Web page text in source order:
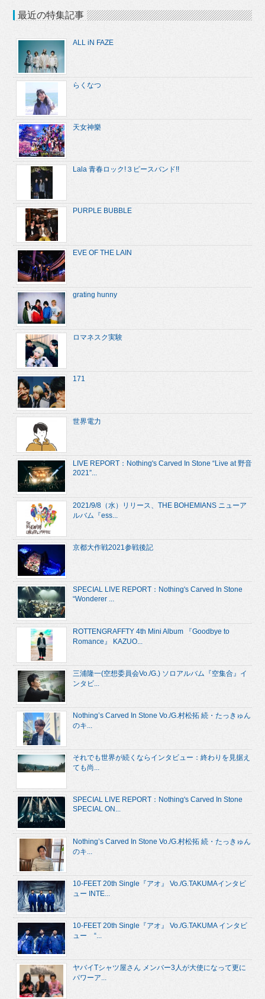
最近の特集記事
ALL iN FAZE
らくなつ
天女神樂
Lala 青春ロック!３ピースバンド!!
PURPLE BUBBLE
EVE OF THE LAIN
grating hunny
ロマネスク実験
171
世界電力
LIVE REPORT：Nothing's Carved In Stone “Live at 野音
2021”...
2021/9/8（水）リリース、THE BOHEMIANS ニューア
ルバム『ess...
京都大作戦2021参戦後記
SPECIAL LIVE REPORT：Nothing's Carved In Stone
“Wonderer ...
ROTTENGRAFFTY 4th Mini Album 『Goodbye to
Romance』 KAZUO...
三浦隆一(空想委員会Vo./G.) ソロアルバム『空集合』イ
ンタビ...
Nothing’s Carved In Stone Vo./G.村松拓 続・たっきゅん
のキ...
それでも世界が続くならインタビュー：終わりを見据え
ても尚...
SPECIAL LIVE REPORT：Nothing's Carved In Stone
SPECIAL ON...
Nothing’s Carved In Stone Vo./G.村松拓 続・たっきゅん
のキ...
10-FEET 20th Single『アオ』 Vo./G.TAKUMAインタビ
ュー INTE...
10-FEET 20th Single『アオ』 Vo./G.TAKUMA インタビ
ュー “...
ヤバイTシャツ屋さん メンバー3人が大使になって更に
パワーア...